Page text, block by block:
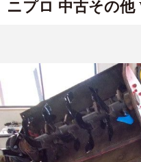
ニプロ 中古その他